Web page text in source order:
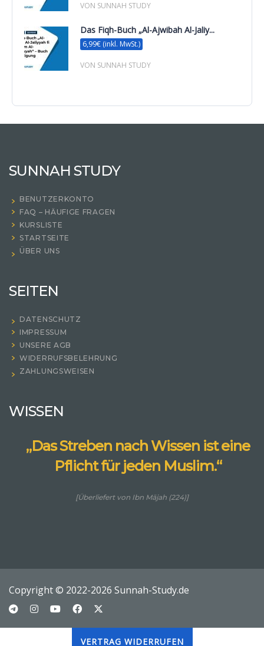
VON SUNNAH STUDY
Das Fiqh-Buch „Al-Ajwibah Al-Jaliy...
6,99€ (inkl. MwSt.)
VON SUNNAH STUDY
SUNNAH STUDY
BENUTZERKONTO
FAQ – HÄUFIGE FRAGEN
KURSLISTE
STARTSEITE
ÜBER UNS
SEITEN
DATENSCHUTZ
IMPRESSUM
UNSERE AGB
WIDERRUFSBELEHRUNG
ZAHLUNGSWEISEN
WISSEN
„Das Streben nach Wissen ist eine
Pflicht für jeden Muslim.“
[Überliefert von Ibn Mājah (224)]
Copyright © 2022-2026 Sunnah-Study.de
VERTRAG WIDERRUFEN